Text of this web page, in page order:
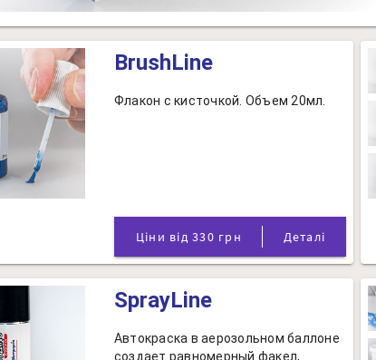
BrushLine
Флакон с кисточкой. Объем 20мл.
Ціни від 330 грн Деталі
SprayLine
Автокраска в аерозольном баллоне
создает равномерный факел,